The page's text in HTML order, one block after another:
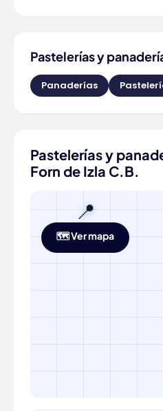
Pastelerías y
Panaderías
Pastelerías y
Forn de Izla C.B.
📍
🗺️ Ver mapa